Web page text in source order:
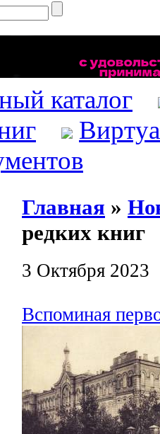
каталог
Главная »
редких книг
3 Октября 2023
Вспоминая